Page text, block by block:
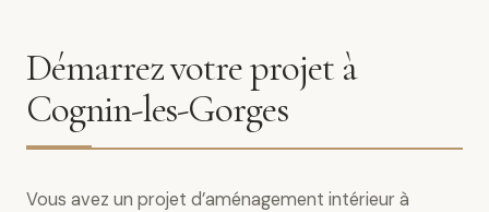
Démarrez votre projet à
Cognin-les-Gorges
Vous avez un projet d’aménagement intérieur à